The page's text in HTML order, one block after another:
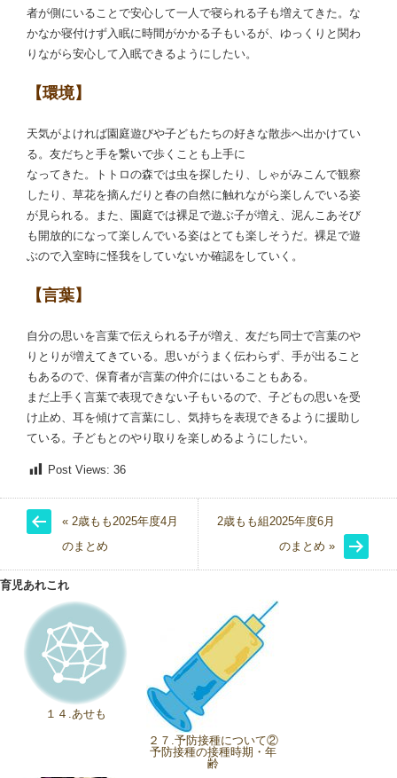
者が側にいることで安心して一人で寝られる子も増えてきた。な
かなか寝付けず入眠に時間がかかる子もいるが、ゆっくりと関わ
りながら安心して入眠できるようにしたい。
【環境】
天気がよければ園庭遊びや子どもたちの好きな散歩へ出かけてい
る。友だちと手を繋いで歩くことも上手に
なってきた。トトロの森では虫を探したり、しゃがみこんで観察
したり、草花を摘んだりと春の自然に触れながら楽しんでいる姿
が見られる。また、園庭では裸足で遊ぶ子が増え、泥んこあそび
も開放的になって楽しんでいる姿はとても楽しそうだ。裸足で遊
ぶので入室時に怪我をしていないか確認をしていく。
【言葉】
自分の思いを言葉で伝えられる子が増え、友だち同士で言葉のや
りとりが増えてきている。思いがうまく伝わらず、手が出ること
もあるので、保育者が言葉の仲介にはいることもある。
まだ上手く言葉で表現できない子もいるので、子どもの思いを受
け止め、耳を傾けて言葉にし、気持ちを表現できるように援助し
ている。子どもとのやり取りを楽しめるようにしたい。
Post Views: 36
« 2歳もも2025年度4月
のまとめ
2歳もも組2025年度6月
のまとめ »
育児あれこれ
１４.あせも
２７.予防接種について②
予防接種の接種時期・年
齢